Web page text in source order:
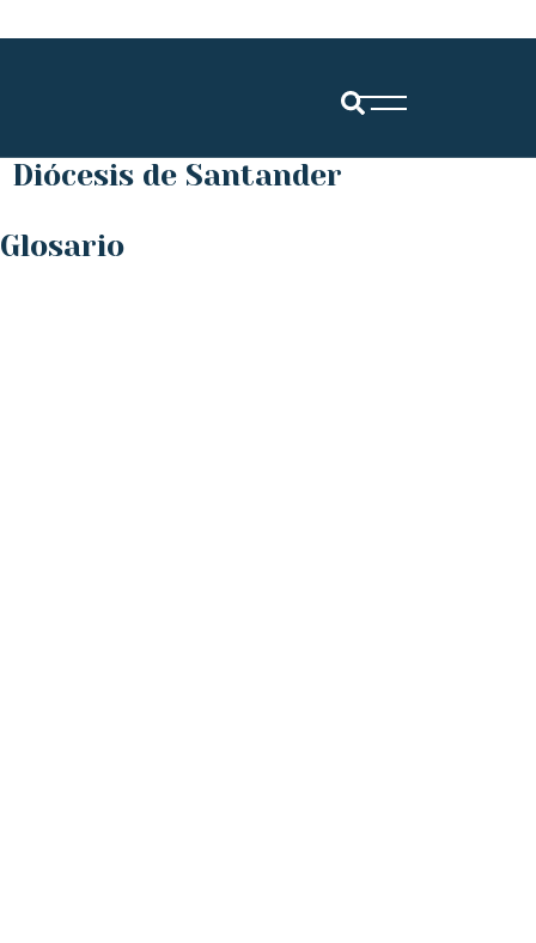
Diócesis de Santander
Glosario